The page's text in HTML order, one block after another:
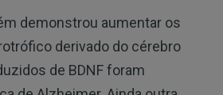
demonstrou aumentar os
derivado do cérebro
de BDNF foram